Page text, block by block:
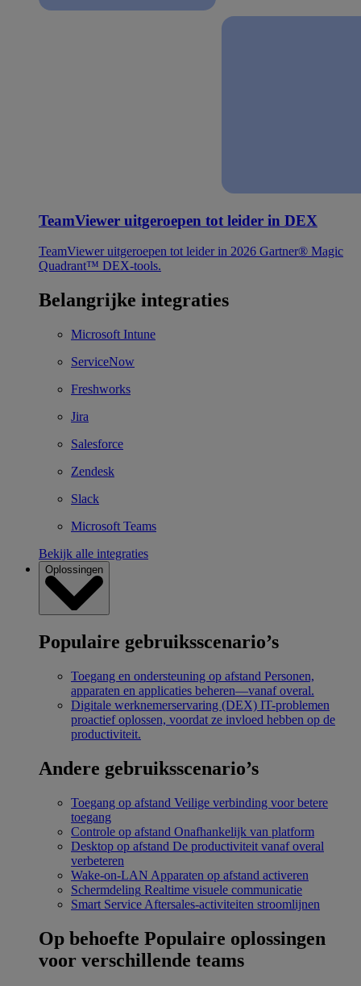
TeamViewer uitgeroepen tot leider in DEX
TeamViewer uitgeroepen tot leider in 2026 Gartner® Magic
Quadrant™ DEX-tools.
Belangrijke integraties
Microsoft Intune
ServiceNow
Freshworks
Jira
Salesforce
Zendesk
Slack
Microsoft Teams
Bekijk alle integraties
Oplossingen
Populaire gebruiksscenario’s
Toegang en ondersteuning op afstand Personen,
apparaten en applicaties beheren—vanaf overal.
Digitale werknemerservaring (DEX) IT-problemen
proactief oplossen, voordat ze invloed hebben op de
productiviteit.
Andere gebruiksscenario’s
Toegang op afstand Veilige verbinding voor betere
toegang
Controle op afstand Onafhankelijk van platform
Desktop op afstand De productiviteit vanaf overal
verbeteren
Wake-on-LAN Apparaten op afstand activeren
Schermdeling Realtime visuele communicatie
Smart Service Aftersales-activiteiten stroomlijnen
Op behoefte Populaire oplossingen
voor verschillende teams